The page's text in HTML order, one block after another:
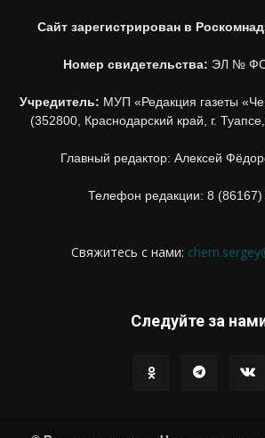
Сайт зарегистрирован в
Номер свидетельства: ЭЛ № ФС
Учредитель: МУП «Редакция газеты
(352800, Краснодарский край, г.
Главный редактор: Алексей
Телефон редакции: 8
Свяжитесь с нами:
Следуйте за